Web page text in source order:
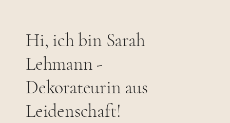
Hi, ich bin Sarah
Lehmann -
Dekorateurin aus
Leidenschaft!